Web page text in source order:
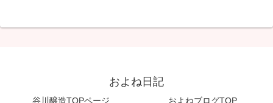
およね日記
谷川醸造TOPページ およねブログTOP